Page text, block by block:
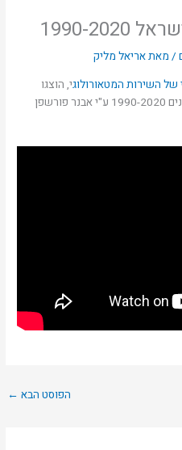
2020
/ מאתאריאל מליק
של השירות המטאורולוגי, הוצגו
ונותחו ממוצעי הגשם בישראל בין השנים 1990-2020 ע"י אבנר פורשפן
הפוסט הבא ←